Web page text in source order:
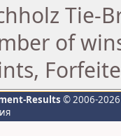
Tie-
of
Results © 2006-